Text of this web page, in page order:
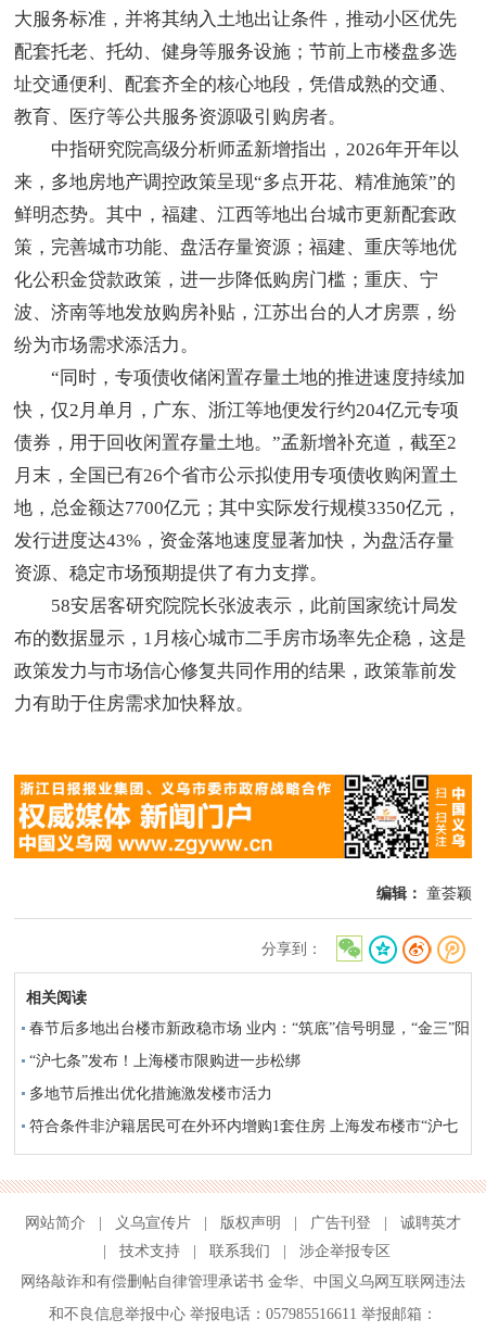
大服务标准，并将其纳入土地出让条件，推动小区优先
配套托老、托幼、健身等服务设施；节前上市楼盘多选
址交通便利、配套齐全的核心地段，凭借成熟的交通、
教育、医疗等公共服务资源吸引购房者。
中指研究院高级分析师孟新增指出，2026年开年以
来，多地房地产调控政策呈现“多点开花、精准施策”的
鲜明态势。其中，福建、江西等地出台城市更新配套政
策，完善城市功能、盘活存量资源；福建、重庆等地优
化公积金贷款政策，进一步降低购房门槛；重庆、宁
波、济南等地发放购房补贴，江苏出台的人才房票，纷
纷为市场需求添活力。
“同时，专项债收储闲置存量土地的推进速度持续加
快，仅2月单月，广东、浙江等地便发行约204亿元专项
债券，用于回收闲置存量土地。”孟新增补充道，截至2
月末，全国已有26个省市公示拟使用专项债收购闲置土
地，总金额达7700亿元；其中实际发行规模3350亿元，
发行进度达43%，资金落地速度显著加快，为盘活存量
资源、稳定市场预期提供了有力支撑。
58安居客研究院院长张波表示，此前国家统计局发
布的数据显示，1月核心城市二手房市场率先企稳，这是
政策发力与市场信心修复共同作用的结果，政策靠前发
力有助于住房需求加快释放。
编辑： 童荟颖
分享到：
相关阅读
春节后多地出台楼市新政稳市场 业内：“筑底”信号明显，“金三”阳
春可期
“沪七条”发布！上海楼市限购进一步松绑
多地节后推出优化措施激发楼市活力
符合条件非沪籍居民可在外环内增购1套住房 上海发布楼市“沪七
条”
网站简介 义乌宣传片 版权声明 广告刊登
诚聘英才
技术支持 联系我们
涉企举报专区
网络敲诈和有偿删帖自律管理承诺书 金华、 中国义乌网互联网违法
和不良信息举报中心举报电话：057985516611 举报邮箱：